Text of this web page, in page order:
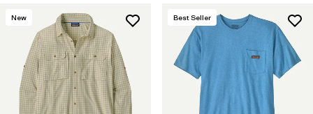
New Best Seller